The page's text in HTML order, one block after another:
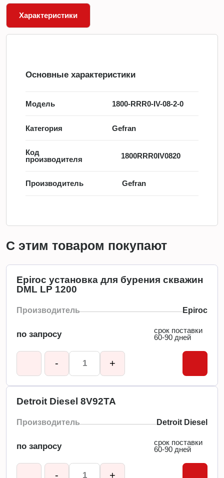
Характеристики
Основные характеристики
Модель 1800-RRR0-IV-08-2-0
Категория Gefran
Код
производителя
1800RRR0IV0820
Производитель Gefran
С этим товаром покупают
Epiroc установка для бурения скважин
DML LP 1200
Производитель Epiroc
по запросу
срок поставки
60-90 дней
- +
Detroit Diesel 8V92TA
Производитель Detroit Diesel
по запросу
срок поставки
60-90 дней
- +